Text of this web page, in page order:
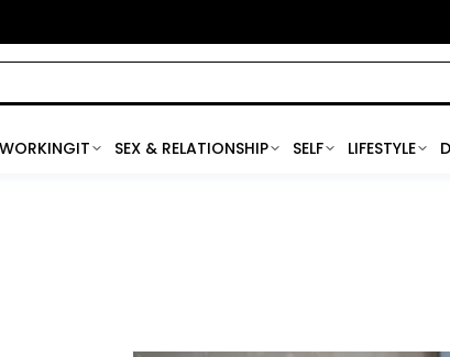
SEX & RELATIONSHIP SELF LIFESTYLE